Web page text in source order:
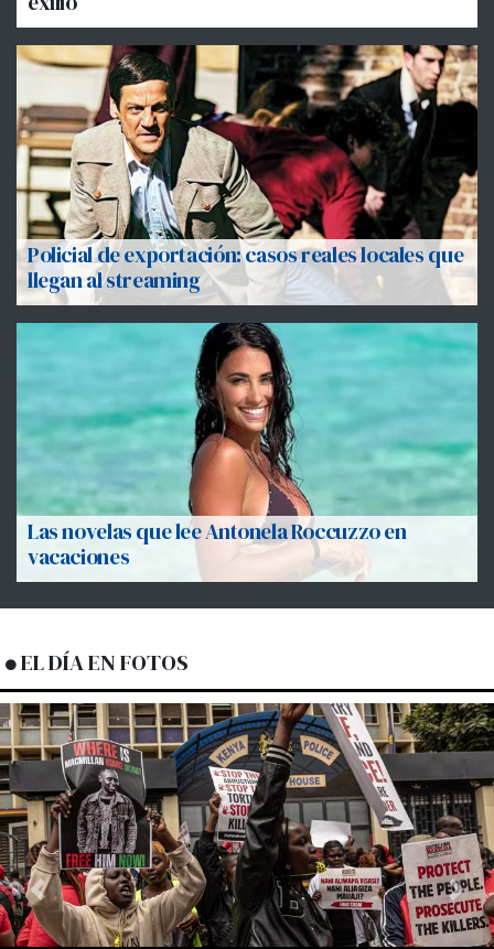
Policial de exportación: casos reales locales que
llegan al streaming
Las novelas que lee Antonela Roccuzzo en
vacaciones
EL DÍA EN FOTOS
Previous Next